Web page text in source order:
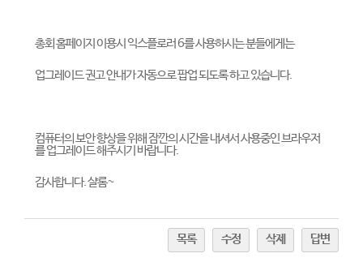
총회 홈페이지 이용시 익스플로러 6를 사용하시는 분들에게는
업그레이드 권고 안내가 자동으로 팝업 되도록 하고 있습니다.
컴퓨터의 보안 향상을 위해 잠깐의 시간을 내셔서 사용중인 브라우저
를 업그레이드 해주시기 바랍니다.
감사합니다. 샬롬~
목록 수정 삭제 답변